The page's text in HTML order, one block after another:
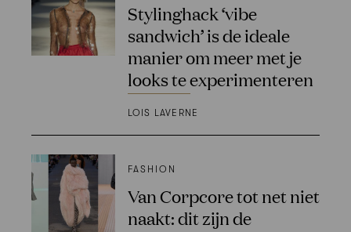
Stylinghack ‘vibe
sandwich’ is de ideale
manier om meer met je
looks te experimenteren
LOIS LAVERNE
FASHION
Van Corpcore tot net niet
naakt: dit zijn de